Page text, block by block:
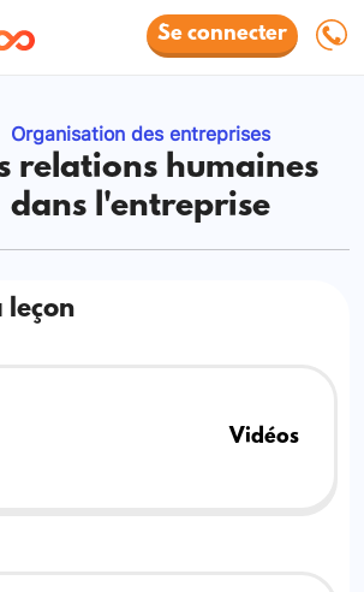
Se connecter
Organisation des entreprises
relations humaines
dans l'entreprise
leçon
Vidéos